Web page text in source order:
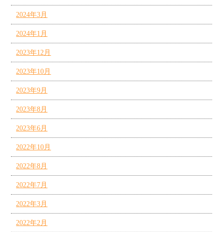
2024年3月
2024年1月
2023年12月
2023年10月
2023年9月
2023年8月
2023年6月
2022年10月
2022年8月
2022年7月
2022年3月
2022年2月